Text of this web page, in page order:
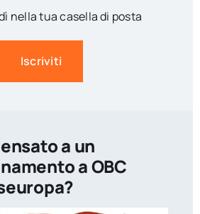
nella tua casella di posta
Iscriviti
a un
a OBC